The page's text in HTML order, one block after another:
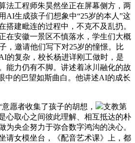
法工程师朱昊然坐正在屏幕侧方，两
AI生成孩子们想象中“25岁的本人”这
搭建毗连的过程中，不克不及乱扔。
在安徽一景区不慎落水，学生们大概
，邀请他们写下对25岁的憧憬。比
的复杂，校长杨进详刚工做时，是
能力仍有不脚。讲述着冰川融化的故
中的巴望如斯曲白。他讲述AI的成长
者收集了孩子的胡想，
支教第
心取心之间彼此理解、相互抵达的朴
为央企努力于弥合数字鸿沟的决心。
请女模坐台，《配音艺术课》上，都